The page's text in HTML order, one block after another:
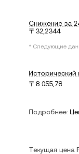
Снижение за
〒32,2344
* Следующие
Исторический
〒8 055,78
Подробнее:
Текущая цена